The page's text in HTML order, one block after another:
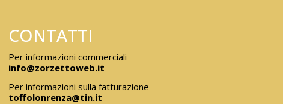
CONTATTI
Per informazioni commerciali
info@zorzettoweb.it
Per informazioni sulla fatturazione
toffolonrenza@tin.it